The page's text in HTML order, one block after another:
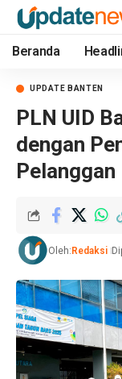
Beranda
UPDATE BANTEN
PLN UID
dengan
Pelanggan
Oleh: Redaksi